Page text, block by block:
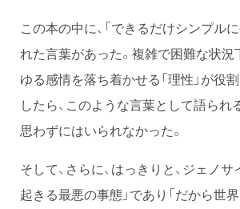
この本の中に、「できるだけシンプル
れた言葉があった。複雑で困難な状況
ゆる感情を落ち着かせる「理性」が役
したら、このような言葉として語られ
思わずにはいられなかった。
そして、さらに、はっきりと、ジェノサ
起きる最悪の事態」であり「だから世